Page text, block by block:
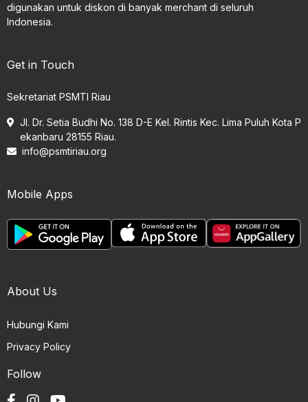
digunakan untuk diskon di banyak merchant di seluruh
Indonesia.
Get in Touch
Sekretariat PSMTI Riau
Jl. Dr. Setia Budhi No. 138 D-E Kel. Rintis Kec. Lima Puluh Kota P
ekanbaru 28155 Riau.
info@psmtiriau.org
Mobile Apps
About Us
Hubungi Kami
Privacy Policy
Follow